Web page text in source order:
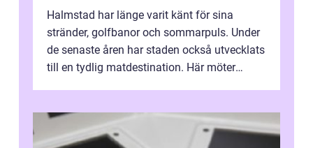
Halmstad har länge varit känt för sina
stränder, golfbanor och sommarpuls. Under
de senaste åren har staden också utvecklats
till en tydlig matdestination. Här möter